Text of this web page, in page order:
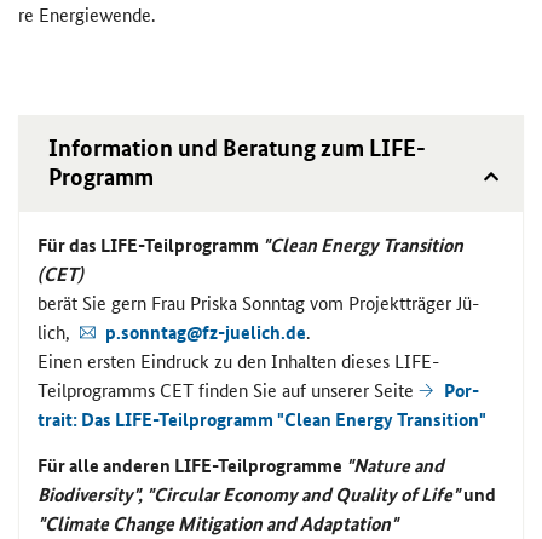
re En­er­gie­wen­de.
In­for­ma­ti­on und Be­ra­tung zum LIFE-​
Programm
Für das LIFE-​Teilprogramm "Clean Energy Transition
(CET)
berät Sie gern Frau Pris­ka Sonn­tag vom Pro­jekt­trä­ger Jü­
lich,
p.sonn­tag@fz-​juelich.de.
Einen ers­ten Ein­druck zu den In­hal­ten die­ses LIFE-​
Teilprogramms CET fin­den Sie auf un­se­rer Seite
Por­
trait: Das LIFE-​Teilprogramm "Clean Energy Transition"
Für alle an­de­ren LIFE-​Teilprogramme "Nature and
Biodiversity", "Circular Economy and Quality of Life"und
"Climate Change Mitigation and Adaptation"